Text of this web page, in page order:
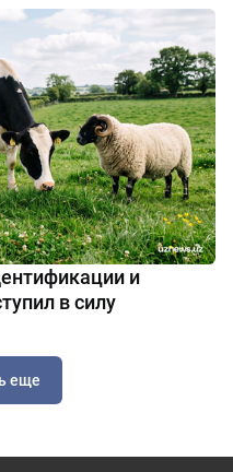
и
в силу
еще